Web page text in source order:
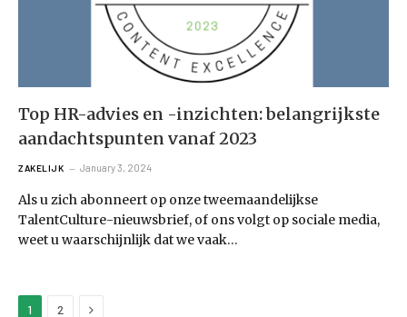
Top HR-advies en -inzichten: belangrijkste
aandachtspunten vanaf 2023
ZAKELIJK January 3, 2024
Als u zich abonneert op onze tweemaandelijkse
TalentCulture-nieuwsbrief, of ons volgt op sociale media,
weet u waarschijnlijk dat we vaak…
1 2 Next